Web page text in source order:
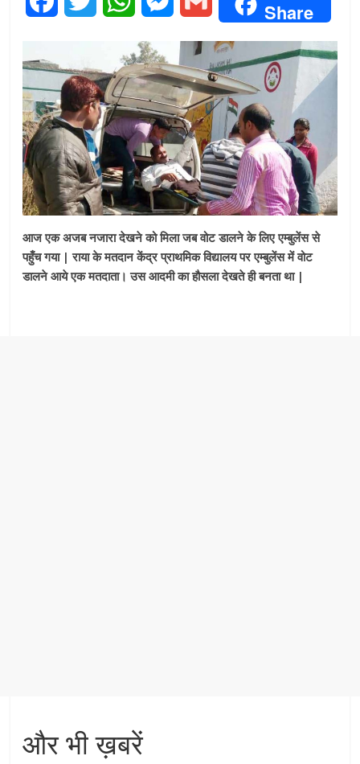
c
e
b
o
o
i
t
t
e
r
a
t
s
A
p
s
s
e
n
g
r
a
i
Share
आज एक अजब नजारा देखने को मिला जब वोट डालने के लिए एम्बुलेंस से
पहुँच गया | राया के मतदान केंद्र प्राथमिक विद्यालय पर एम्बुलेंस में वोट
डालने आये एक मतदाता। उस आदमी का हौसला देखते ही बनता था |
और भी ख़बरें